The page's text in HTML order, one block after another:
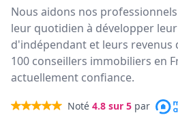
Nous aidons nos
leur quotidien à développer
d'indépendant et leurs revenus
100 conseillers immobiliers en
actuellement confiance.
Noté 4.8 sur 5 par